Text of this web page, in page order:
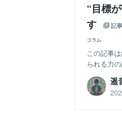
“目標
す
記事
コラム
この記事
られる力
遥